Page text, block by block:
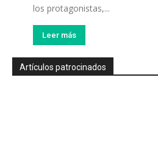
los protagonistas,...
Leer más
Artículos patrocinados